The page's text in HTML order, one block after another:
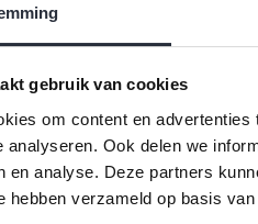
gebruik van cookies
om content en
analyseren. Ook delen we
en analyse. Deze partners
hebben verzameld op basis